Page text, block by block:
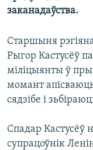
КАЛЯНДАР
НА ХВАЛЯХ СВАБОДЫ
заканадаўства.
Старшыня
Рыгор Кастусёў
міліцыянты ў
момант
сядзібе і
Спадар Кастусёў
супрацоўнік